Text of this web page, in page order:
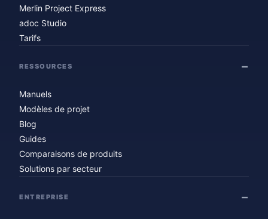
Merlin Project Express
adoc Studio
Tarifs
RESSOURCES
Manuels
Modèles de projet
Blog
Guides
Comparaisons de produits
Solutions par secteur
ENTREPRISE